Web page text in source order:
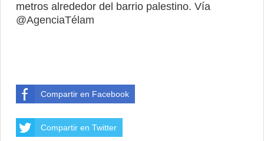
metros alrededor del barrio palestino. Vía
@AgenciaTélam
Compartir en Facebook
Compartir en Twitter